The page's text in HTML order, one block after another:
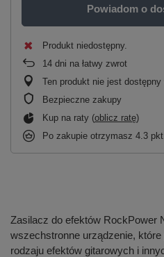
Powiadom o
Produkt niedostępny
14 dni na łatwy zwrot
Ten produkt nie jest
Bezpieczne zakupy
Kup na raty (oblicz ratę)
Po zakupie otrzymasz 4.3
Zasilacz do efektów RockPower
wszechstronne urządzenie,
rodzaju efektów gitarowych i